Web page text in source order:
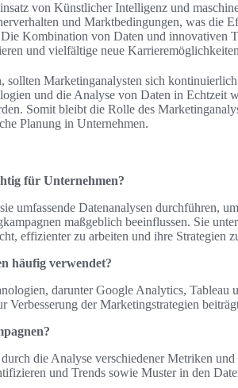
von Künstlicher Intelligenz und
und Marktbedingungen, was die
Kombination von Daten und innovativen
und vielfältige neue
Marketinganalysten sich
und die Analyse von Daten in Echtzeit
Somit bleibt die Rolle des
Planung in Unternehmen.
für Unternehmen?
umfassende Datenanalysen durchführen,
maßgeblich beeinflussen. Sie
effizienter zu arbeiten und ihre Strategien
häufig verwendet?
darunter Google Analytics, Tableau
Verbesserung der Marketingstrategien
die Analyse verschiedener Metriken
und Trends sowie Muster in den